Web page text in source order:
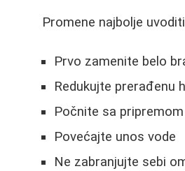
Promene najbolje
Prvo zamenite belo
Redukujte prerađenu
Počnite sa
Povećajte unos vode
Ne zabranjujte sebi